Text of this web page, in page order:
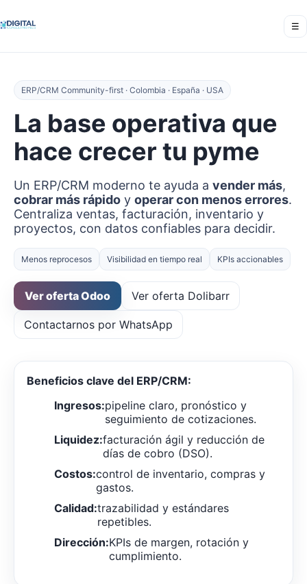
☰
ERP/CRM Community-first · Colombia · España · USA
La base operativa que
hace crecer tu pyme
Un ERP/CRM moderno te ayuda a vender más,
cobrar más rápido y operar con menos errores.
Centraliza ventas, facturación, inventario y
proyectos, con datos confiables para decidir.
Menos reprocesos Visibilidad en tiempo real KPIs accionables
Ver oferta Odoo Ver oferta Dolibarr
Contactarnos por WhatsApp
Beneficios clave del ERP/CRM:
Ingresos:pipeline claro, pronóstico y
seguimiento de cotizaciones.
Liquidez:facturación ágil y reducción de
días de cobro (DSO).
Costos:control de inventario, compras y
gastos.
Calidad:trazabilidad y estándares
repetibles.
Dirección:KPIs de margen, rotación y
cumplimiento.